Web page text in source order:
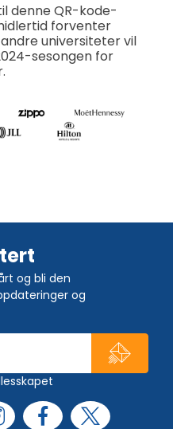
denne QR-kode-
forventer
universiteter vil
sesongen for
og bli den
og